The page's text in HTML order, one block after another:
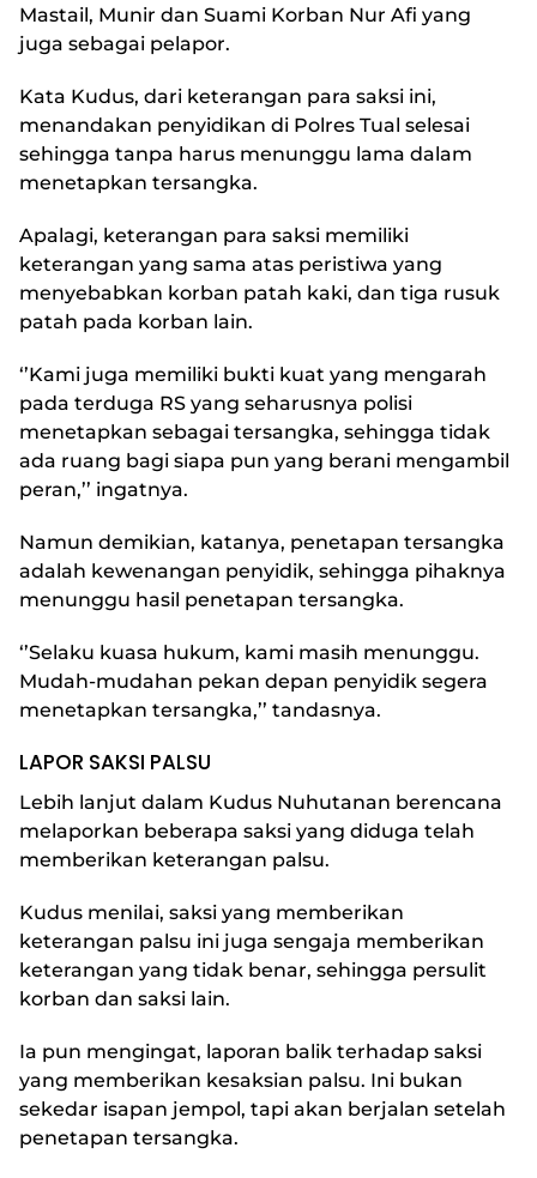
Mastail, Munir dan Suami Korban Nur Afi yang
juga sebagai pelapor.
Kata Kudus, dari keterangan para saksi ini,
menandakan penyidikan di Polres Tual selesai
sehingga tanpa harus menunggu lama dalam
menetapkan tersangka.
Apalagi, keterangan para saksi memiliki
keterangan yang sama atas peristiwa yang
menyebabkan korban patah kaki, dan tiga rusuk
patah pada korban lain.
‘’Kami juga memiliki bukti kuat yang mengarah
pada terduga RS yang seharusnya polisi
menetapkan sebagai tersangka, sehingga tidak
ada ruang bagi siapa pun yang berani mengambil
peran,’’ ingatnya.
Namun demikian, katanya, penetapan tersangka
adalah kewenangan penyidik, sehingga pihaknya
menunggu hasil penetapan tersangka.
‘’Selaku kuasa hukum, kami masih menunggu.
Mudah-mudahan pekan depan penyidik segera
menetapkan tersangka,’’ tandasnya.
LAPOR SAKSI PALSU
Lebih lanjut dalam Kudus Nuhutanan berencana
melaporkan beberapa saksi yang diduga telah
memberikan keterangan palsu.
Kudus menilai, saksi yang memberikan
keterangan palsu ini juga sengaja memberikan
keterangan yang tidak benar, sehingga persulit
korban dan saksi lain.
Ia pun mengingat, laporan balik terhadap saksi
yang memberikan kesaksian palsu. Ini bukan
sekedar isapan jempol, tapi akan berjalan setelah
penetapan tersangka.